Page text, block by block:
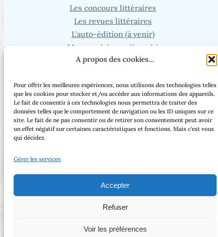
A propos des cookies...
Pour offrir les meilleures expériences, nous utilisons des technologies telles
que les cookies pour stocker et/ou accéder aux informations des appareils.
Le fait de consentir à ces technologies nous permettra de traiter des
données telles que le comportement de navigation ou les ID uniques sur ce
site. Le fait de ne pas consentir ou de retirer son consentement peut avoir
un effet négatif sur certaines caractéristiques et fonctions. Mais c'est vous
qui décidez.
Gérer les services
Accepter
Refuser
Voir les préférences
Les concours littéraires
Les revues littéraires
L’auto-édition (à venir)
Mon expérience (à venir)
Vous cherchez un article ou une page en particulier ?
Tous droits réservés – 2025 – Laure Mordray –
Copyright © 2023 | Made with love by